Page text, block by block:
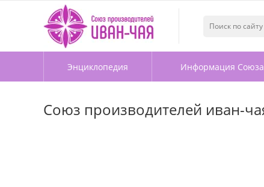
Энциклопедия Информация Союза
Союз производителей иван-